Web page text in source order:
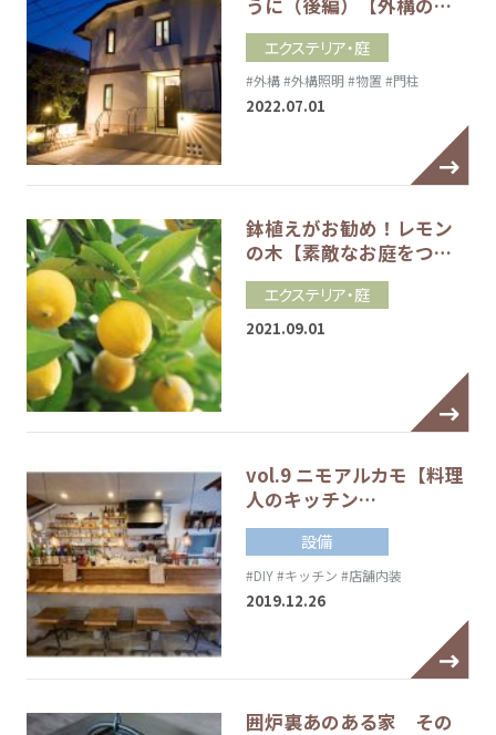
エクステリア・庭
#外構#外構照明 #物置 #門柱
2022.07.01
鉢植えがお勧め！レモン
の木【素敵なお庭をつ…
エクステリア・庭
2021.09.01
vol.9 ニモアルカモ【料理
人のキッチン…
設備
#DIY#キッチン #店舗内装
2019.12.26
囲炉裏あのある家 その